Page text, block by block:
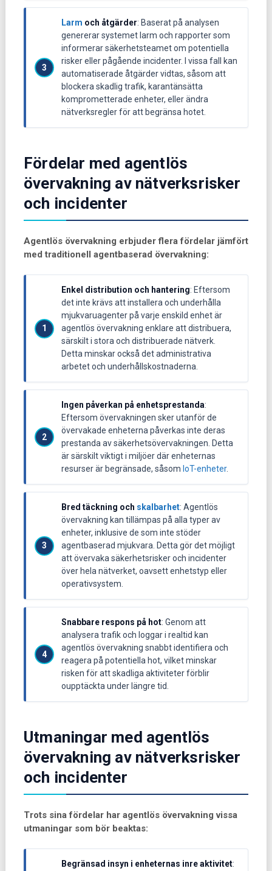
Larm och åtgärder: Baserat på analysen
genererar systemet larm och rapporter som
informerar säkerhetsteamet om potentiella
risker eller pågående incidenter. I vissa fall kan
automatiserade åtgärder vidtas, såsom att
blockera skadlig trafik, karantänsätta
komprometterade enheter, eller ändra
nätverksregler för att begränsa hotet.
Fördelar med agentlös
övervakning av nätverksrisker
och incidenter
Agentlös övervakning erbjuder flera fördelar jämfört
med traditionell agentbaserad övervakning:
Enkel distribution och hantering: Eftersom
det inte krävs att installera och underhålla
mjukvaruagenter på varje enskild enhet är
agentlös övervakning enklare att distribuera,
särskilt i stora och distribuerade nätverk.
Detta minskar också det administrativa
arbetet och underhållskostnaderna.
Ingen påverkan på enhetsprestanda:
Eftersom övervakningen sker utanför de
övervakade enheterna påverkas inte deras
prestanda av säkerhetsövervakningen. Detta
är särskilt viktigt i miljöer där enheternas
resurser är begränsade, såsom IoT-enheter.
Bred täckning och skalbarhet: Agentlös
övervakning kan tillämpas på alla typer av
enheter, inklusive de som inte stöder
agentbaserad mjukvara. Detta gör det möjligt
att övervaka säkerhetsrisker och incidenter
över hela nätverket, oavsett enhetstyp eller
operativsystem.
Snabbare respons på hot: Genom att
analysera trafik och loggar i realtid kan
agentlös övervakning snabbt identifiera och
reagera på potentiella hot, vilket minskar
risken för att skadliga aktiviteter förblir
oupptäckta under längre tid.
Utmaningar med agentlös
övervakning av nätverksrisker
och incidenter
Trots sina fördelar har agentlös övervakning vissa
utmaningar som bör beaktas:
Begränsad insyn i enheternas inre aktivitet: